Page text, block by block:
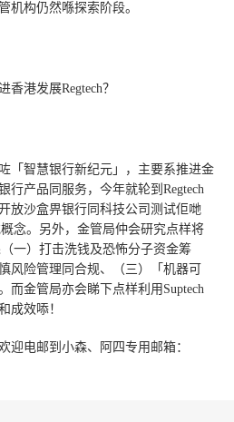
机构仍然喺探索阶段。
香港发展Regtech？
「智慧银行新纪元」，主要系推进金
行产品同服务，今年就轮到Regtech
放沙盒畀银行同科技公司测试佢哋
概念。另外，金管局仲会研究点样将
（一）打击洗钱及恐怖分子资金筹
风险管理同合规、（三）「机器可
而金管局亦会睇下点样利用Suptech
成效㖭！
迎电邮到小森、阿四专用邮箱：